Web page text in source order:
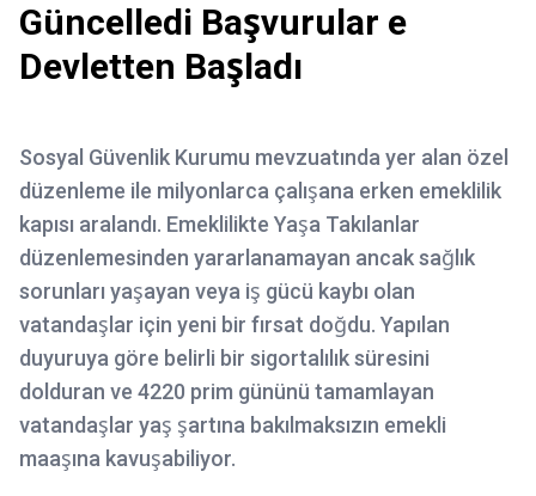
Güncelledi Başvurular e
Devletten Başladı
Sosyal Güvenlik Kurumu mevzuatında yer alan özel
düzenleme ile milyonlarca çalışana erken emeklilik
kapısı aralandı. Emeklilikte Yaşa Takılanlar
düzenlemesinden yararlanamayan ancak sağlık
sorunları yaşayan veya iş gücü kaybı olan
vatandaşlar için yeni bir fırsat doğdu. Yapılan
duyuruya göre belirli bir sigortalılık süresini
dolduran ve 4220 prim gününü tamamlayan
vatandaşlar yaş şartına bakılmaksızın emekli
maaşına kavuşabiliyor.